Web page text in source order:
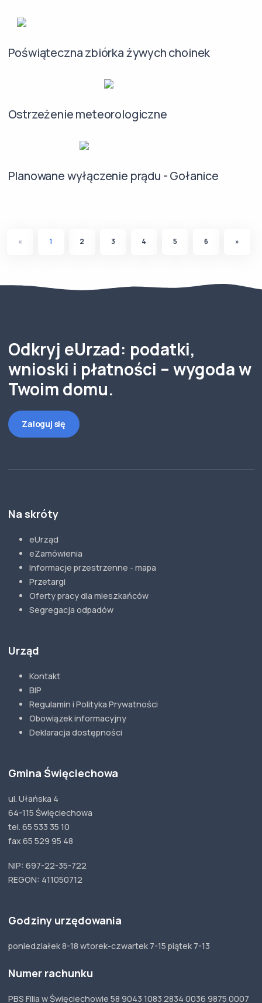
Poświąteczna zbiórka żywych choinek
Ostrzeżenie meteorologiczne
Planowane wyłączenie prądu - Gołanice
« 1 2 3 4 5 6 »
Odkryj eUrzad: podatki,
wnioski i płatności – wygoda w
Twoim domu.
Zaloguj się
Na skróty
eUrząd
eZamówienia
Informacje przestrzenne - mapa
Przetargi
Oferty pracy dla mieszkańców
Segregacja odpadów
Urząd
Kontakt
BIP
Regulamin i Polityka Prywatności
Obowiązek informacyjny
Deklaracja dostępności
Gmina Święciechowa
ul. Ułańska 4
64-115 Święciechowa
tel. 65 533 35 10
fax 65 529 95 48
NIP: 697-22-35-722
REGON: 411050712
Godziny urzędowania
poniedziałek 8-18 wtorek-czwartek 7-15 piątek 7-13
Numer rachunku
PBS Filia w Święciechowie 58 9043 1083 2834 0036 9875 0007